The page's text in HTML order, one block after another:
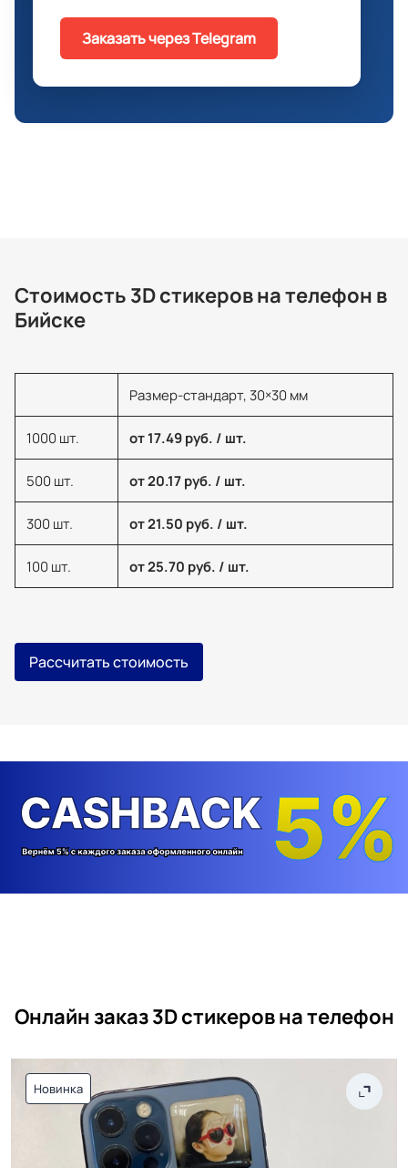
Заказать через Telegram
Стоимость 3D стикеров на телефон в
Бийске
Размер-стандарт, 30×30 мм
1000 шт. от 17.49 руб. / шт.
500 шт. от 20.17 руб. / шт.
300 шт. от 21.50 руб. / шт.
100 шт. от 25.70 руб. / шт.
Рассчитать стоимость
Онлайн заказ 3D стикеров на телефон
Новинка